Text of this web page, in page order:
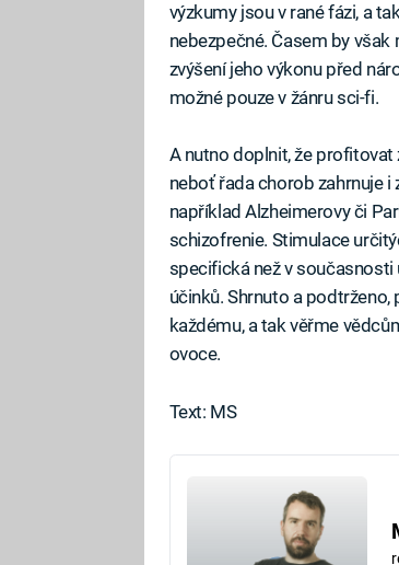
výzkumy jsou v rané fázi, a
nebezpečné. Časem by
zvýšení jeho výkonu před
možné pouze v žánru sci-fi.
A nutno doplnit, že
neboť řada chorob zahrnuje
například Alzheimerovy či
schizofrenie. Stimulace
specifická než v současnosti
účinků. Shrnuto a
každému, a tak věřme
ovoce.
Text: MS